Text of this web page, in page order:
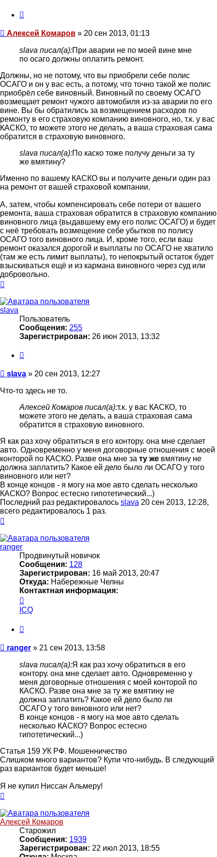
Сообщение
Алексей Комаров » 20 сен 2013, 01:13
slava писал(а):При аварии не по моей вине мне
по осаго должны оплатить ремонт.
Должны, но не потому, что вы приобрели себе полис
ОСАГО и он у вас есть, а потому, что точно такой же полис
приобрёл себе виновный. Виновный по своему ОСАГО
возмещает ремонт чужого автомобиля из-за аварии по его
вине. Вы бы обратились за возмещением расходов по
ремонту в его страховую компанию виновного, но, т.к. у вас
КАСКО, то можете этого не делать, а ваша страховая сама
обратится в страховую виновного.
slava писал(а):По каско тоже получу деньги за ту
же вмятину?
Именно по вашему КАСКО вы и получите деньги один раз
на ремонт от вашей страховой компании.
А, затем, чтобы компенсировать себе потери от вашего
ремонта, ваша страховая обратится в страховую компанию
виновного лица (выдавшему ему его полис ОСАГО) и будет
с неё требовать возмещение себе убытков по полису
ОСАГО того виновного лица. И, кроме того, если ваш
ремонт оказался дорогой и выплаты по ОСАГО не хватило
(там же есть лимит выплаты), то непокрытый остаток будет
взыскиваться ещё и из кармана виновного через суд или
добровольно.
началу
slava
Пользователь
Сообщения: 255
Зарегистрирован: 26 июн 2013, 13:32
Сообщение
slava » 20 сен 2013, 12:27
Что-то здесь не то.
Алексей Комаров писал(а):т.к. у вас КАСКО, то
можете этого не делать, а ваша страховая сама
обратится в страховую виновного.
Я как раз хочу обратиться в его контору. она мне сделает
авто. Одновременно у меня договорные отношения с моей
конторой по КАСКО. Разве она мне за ту же вмятину не
должна заплатить? Какое ей дело было ли ОСАГО у того
виновного или нет?
В конце концов - я могу на мое авто сделать несколько
КАСКО? Вопрос естесно гипотетический...)
Последний раз редактировалось slava 20 сен 2013, 12:28,
всего редактировалось 1 раз.
началу
ranger
Продвинутый новичок
Сообщения: 128
Зарегистрирован: 16 май 2013, 20:47
Откуда: Набережные Челны
Контактная информация:
информация
пользователя
ICQ
Сообщение
ranger » 21 сен 2013, 13:58
slava писал(а):Я как раз хочу обратиться в его
контору. она мне сделает авто. Одновременно у
меня договорные отношения с моей конторой по
КАСКО. Разве она мне за ту же вмятину не
должна заплатить? Какое ей дело было ли
ОСАГО у того виновного или нет?
В конце концов - я могу на мое авто сделать
несколько КАСКО? Вопрос естесно
гипотетический...)
Статья 159 УК РФ. Мошенничество
Слишком много вариантов? Купи что-нибудь. В следующий
раз вариантов будет меньше!
Я не купил Ниссан Альмеру!
началу
Алексей Комаров
Старожил
Сообщения: 1939
Зарегистрирован: 22 июл 2013, 18:55